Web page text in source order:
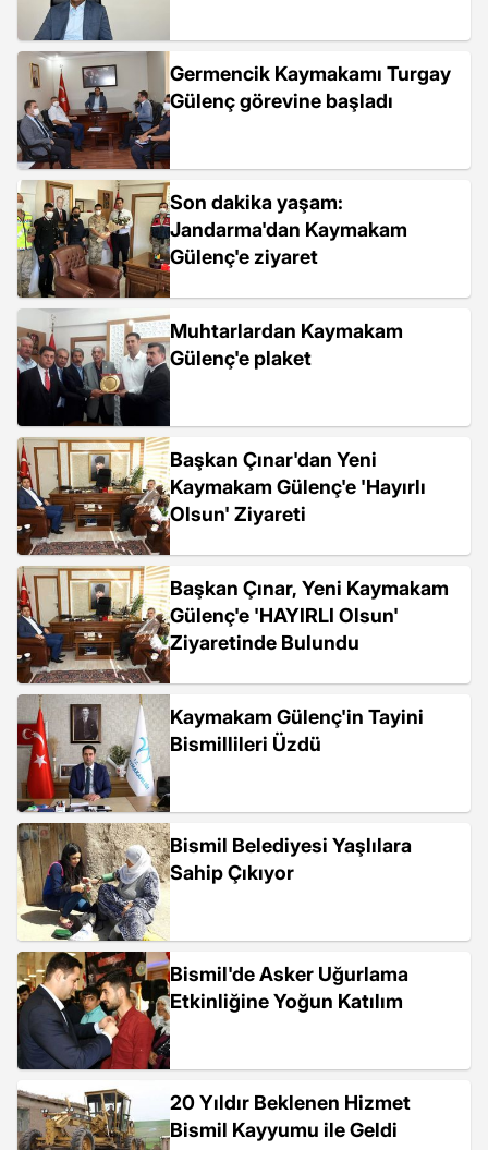
Germencik Kaymakamı Turgay
Gülenç görevine başladı
Son dakika yaşam:
Jandarma'dan Kaymakam
Gülenç'e ziyaret
Muhtarlardan Kaymakam
Gülenç'e plaket
Başkan Çınar'dan Yeni
Kaymakam Gülenç'e 'Hayırlı
Olsun' Ziyareti
Başkan Çınar, Yeni Kaymakam
Gülenç'e 'HAYIRLI Olsun'
Ziyaretinde Bulundu
Kaymakam Gülenç'in Tayini
Bismillileri Üzdü
Bismil Belediyesi Yaşlılara
Sahip Çıkıyor
Bismil'de Asker Uğurlama
Etkinliğine Yoğun Katılım
20 Yıldır Beklenen Hizmet
Bismil Kayyumu ile Geldi